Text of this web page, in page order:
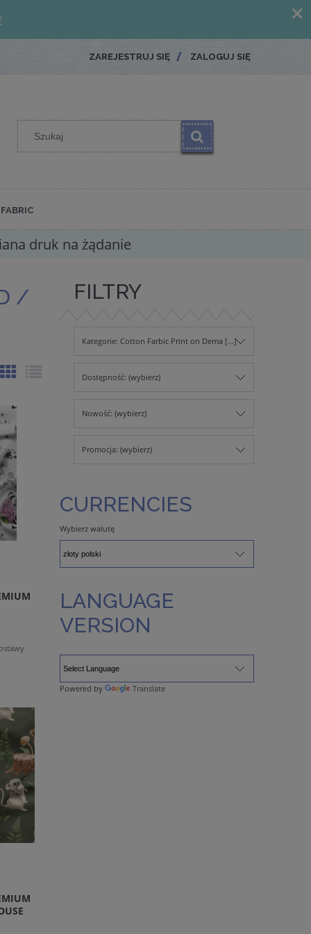
ZAREJESTRUJ SIĘ ZALOGUJ SIĘ
druk na żądanie
/
FILTRY
Kategorie: Cotton Farbic Print on Dema [...]
Dostępność: (wybierz)
Nowość: (wybierz)
Promocja: (wybierz)
CURRENCIES
Wybierz walutę
LANGUAGE
VERSION
Powered by Translate